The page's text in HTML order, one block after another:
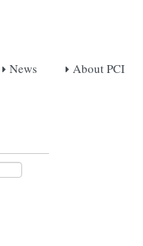
News About PCI